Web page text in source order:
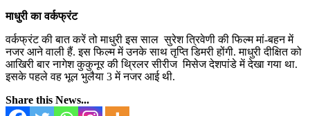
माधुरी का वर्कफ्रंट
वर्कफ्रंट की बात करें तो माधुरी इस साल सुरेश त्रिवेणी की फिल्म मां-बहन में
नजर आने वाली हैं. इस फिल्म में उनके साथ तृप्ति डिमरी होंगी. माधुरी दीक्षित को
आखिरी बार नागेश कुकुनूर की थ्रिलर सीरीज मिसेज देशपांडे में देखा गया था.
इसके पहले वह भूल भुलैया 3 में नजर आई थी.
Share this News...